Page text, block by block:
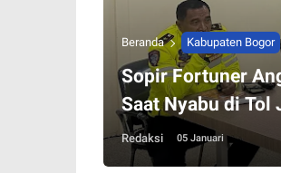
Beranda Kabupaten Bogor
Sopir Fortuner
Saat Nyabu di Tol
Redaksi 05 Januari